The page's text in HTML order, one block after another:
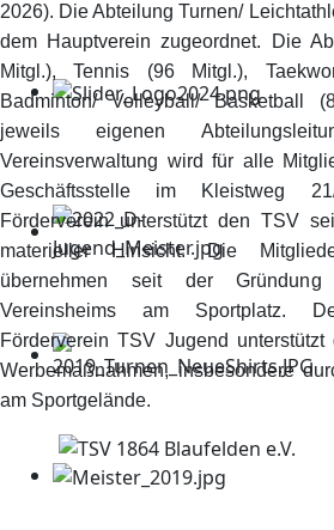
2026). Die Abteilung Turnen/
dem Hauptverein zugeordnet. Die
Mitgl.), Tennis (96 Mitgl.),
Badminton/ Volleyball/ Basketball
jeweils eigenen
Vereinsverwaltung wird für alle
Geschäftsstelle im Kleistweg
Förderverein unterstützt den TSV
materieller Hinsicht. Die
übernehmen seit der
Vereinsheims am Sportplatz.
Förderverein TSV Jugend
Werbemaßnahmen, insbesondere
am Sportgelände.